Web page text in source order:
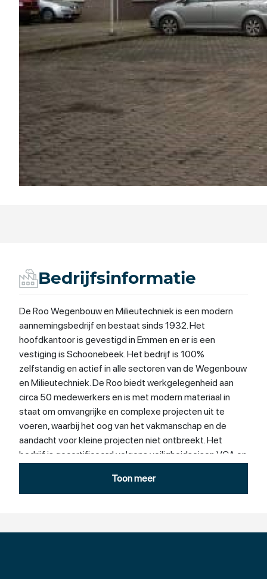
Bedrijfsinformatie
De Roo Wegenbouw en Milieutechniek is een modern
aannemingsbedrijf en bestaat sinds 1932. Het
hoofdkantoor is gevestigd in Emmen en er is een
vestiging is Schoonebeek. Het bedrijf is 100%
zelfstandig en actief in alle sectoren van de Wegenbouw
en Milieutechniek. De Roo biedt werkgelegenheid aan
circa 50 medewerkers en is met modern materiaal in
staat om omvangrijke en complexe projecten uit te
voeren, waarbij het oog van het vakmanschap en de
aandacht voor kleine projecten niet ontbreekt. Het
bedrijf is gecertificeerd volgens veiligheidseisen VCA en
gebieden: ontwerpen en uitvoeren van grond, weg- en
waterbouwkundige werken, bodemsanering en
Toon meer